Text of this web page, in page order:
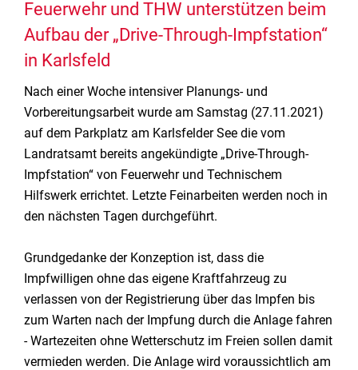
Feuerwehr und THW unterstützen beim
Aufbau der „Drive-Through-Impfstation“
in Karlsfeld
Nach einer Woche intensiver Planungs- und
Vorbereitungsarbeit wurde am Samstag (27.11.2021)
auf dem Parkplatz am Karlsfelder See die vom
Landratsamt bereits angekündigte „Drive-Through-
Impfstation“ von Feuerwehr und Technischem
Hilfswerk errichtet. Letzte Feinarbeiten werden noch in
den nächsten Tagen durchgeführt.
Grundgedanke der Konzeption ist, dass die
Impfwilligen ohne das eigene Kraftfahrzeug zu
verlassen von der Registrierung über das Impfen bis
zum Warten nach der Impfung durch die Anlage fahren
- Wartezeiten ohne Wetterschutz im Freien sollen damit
vermieden werden. Die Anlage wird voraussichtlich am